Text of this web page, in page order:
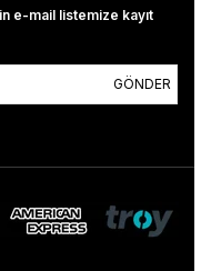
e-mail listemize kayıt
GÖNDER